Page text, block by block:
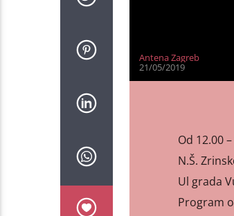
Antena Zagreb
21/05/2019
Od 12.00
N.Š.
Ul grada
Program